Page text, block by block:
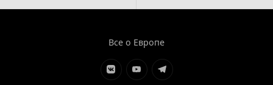
ПО
Все о Европе
ЭлементЭлементЭлемент